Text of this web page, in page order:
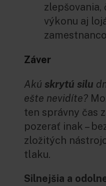
zlepšovania,
výkonu aj
Záver
Akú skrytú silu
ešte nevidíte?
ten správny čas
pozerať inak –
zložitých
tlaku.
Silnejšia a